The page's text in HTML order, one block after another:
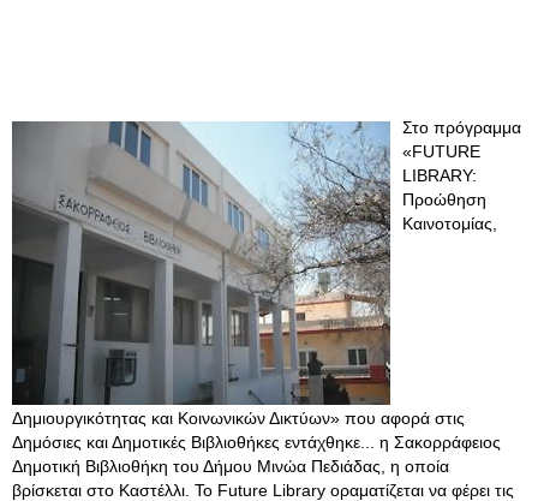
Στο πρόγραμμα
«FUTURE
LIBRARY:
Προώθηση
Καινοτομίας,
Δημιουργικότητας και Κοινωνικών Δικτύων» που αφορά στις
Δημόσιες και Δημοτικές Βιβλιοθήκες εντάχθηκε... η Σακορράφειος
Δημοτική Βιβλιοθήκη του Δήμου Μινώα Πεδιάδας, η οποία
βρίσκεται στο Καστέλλι. Το Future Library οραματίζεται να φέρει τις